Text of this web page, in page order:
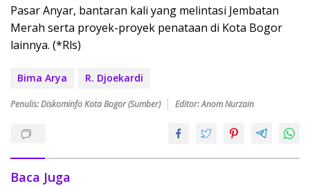
Pasar Anyar, bantaran kali yang melintasi Jembatan
Merah serta proyek-proyek penataan di Kota Bogor
lainnya. (*Rls)
Bima Arya R. Djoekardi
Penulis: Diskominfo Kota Bogor (Sumber) Editor: Anom Nurzain
Baca Juga